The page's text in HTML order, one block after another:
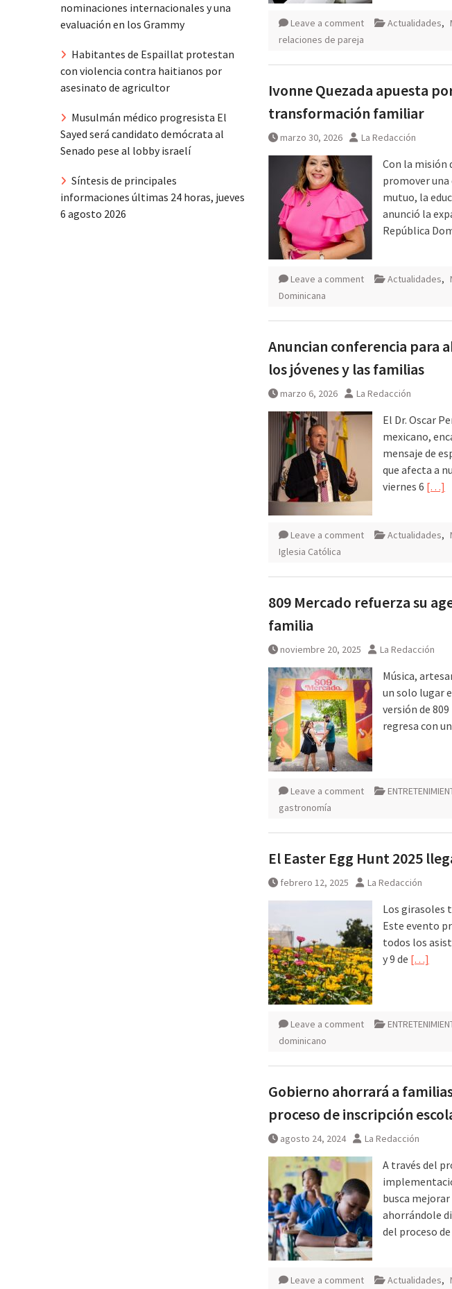
Leave a comment Actualidades,
relaciones de pareja
Ivonne Quezada apuesta
transformación familiar
marzo 30, 2026 La Redacción
Con la misión
promover
mutuo, la
anunció la
República
Leave a comment Actualidades,
Dominicana
Anuncian conferencia para
los jóvenes y las familias
marzo 6, 2026 La Redacción
El Dr. Oscar
mexicano,
mensaje de
que afecta a
viernes 6 […]
Leave a comment Actualidades,
Iglesia Católica
809 Mercado refuerza su
familia
noviembre 20, 2025 La Redacción
Música,
un solo lugar
versión de 809
regresa con
Leave a comment
gastronomía
El Easter Egg Hunt 2025
febrero 12, 2025 La Redacción
Los girasoles
Este evento
todos los
y 9 de […]
Leave a comment
dominicano
Gobierno ahorrará a
proceso de inscripción
agosto 24, 2024 La Redacción
A través del
busca mejorar
ahorrándole
del proceso de
Leave a comment Actualidades,
nominaciones internacionales y una
evaluación en los Grammy
Habitantes de Espaillat protestan
con violencia contra haitianos por
asesinato de agricultor
Musulmán médico progresista El
Sayed será candidato demócrata al
Senado pese al lobby israelí
Síntesis de principales
informaciones últimas 24 horas, jueves
6 agosto 2026